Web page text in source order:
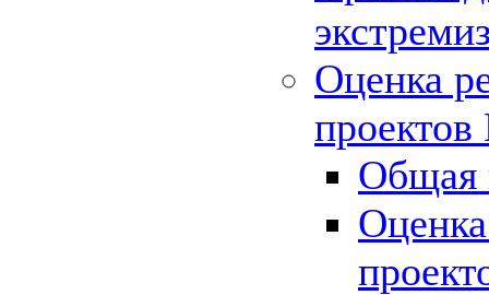
Оценка
Общая